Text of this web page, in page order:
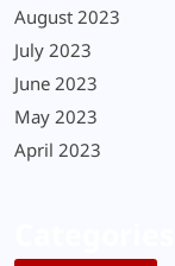
August 2023
July 2023
June 2023
May 2023
April 2023